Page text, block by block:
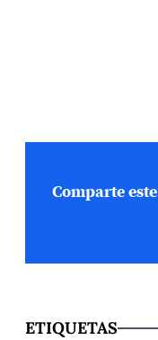
Comparte
ETIQUETAS